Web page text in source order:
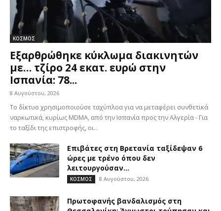
ΚΟΣΜΟΣ
Εξαρθρώθηκε κύκλωμα διακινητών
με… τζίρο 24 εκατ. ευρώ στην
Ισπανία: 78...
8 Αυγούστου, 2026
Το δίκτυο χρησιμοποιούσε ταχύπλοα για να μεταφέρει συνθετικά
ναρκωτικά, κυρίως MDMA, από την Ισπανία προς την Αλγερία - Για
το ταξίδι της επιστροφής, οι...
Επιβάτες στη Βρετανία ταξίδεψαν 6
ώρες με τρένο όπου δεν
λειτουργούσαν...
ΚΟΣΜΟΣ 8 Αυγούστου, 2026
Πρωτοφανής βανδαλισμός στη